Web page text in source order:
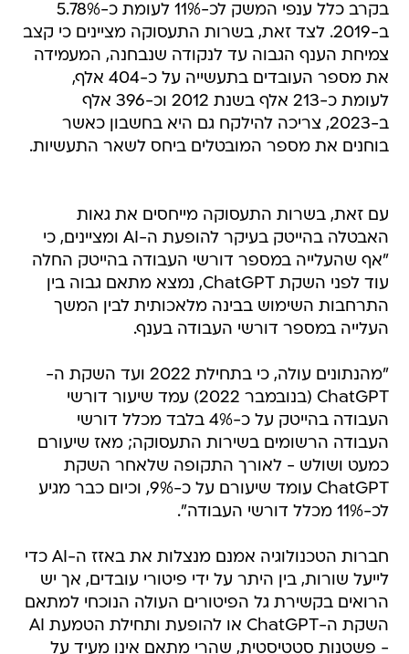
בקרב כלל ענפי המשק לכ-11% לעומת כ-5.78%
ב-2019. לצד זאת, בשרות התעסוקה מציינים כי קצב
צמיחת הענף הגבוה עד לנקודה שנבחנה, המעמידה
את מספר העובדים בתעשייה על כ-404 אלף,
לעומת כ-213 אלף בשנת 2012 וכ-396 אלף
ב-2023, צריכה להילקח גם היא בחשבון כאשר
בוחנים את מספר המובטלים ביחס לשאר התעשיות.
עם זאת, בשרות התעסוקה מייחסים את גאות
האבטלה בהייטק בעיקר להופעת ה-AI ומציינים, כי
"אף שהעלייה במספר דורשי העבודה בהייטק החלה
עוד לפני השקת ChatGPT, נמצא מתאם גבוה בין
התרחבות השימוש בבינה מלאכותית לבין המשך
העלייה במספר דורשי העבודה בענף.
"מהנתונים עולה, כי בתחילת 2022 ועד השקת ה-
ChatGPT (בנובמבר 2022) עמד שיעור דורשי
העבודה בהייטק על כ-4% בלבד מכלל דורשי
העבודה הרשומים בשירות התעסוקה; מאז שיעורם
כמעט ושולש - לאורך התקופה שלאחר השקת
ChatGPT עומד שיעורם על כ-9%, וכיום כבר מגיע
לכ-11% מכלל דורשי העבודה".
חברות הטכנולוגיה אמנם מנצלות את באזז ה-AI כדי
לייעל שורות, בין היתר על ידי פיטורי עובדים, אך יש
הרואים בקשירת גל הפיטורים העולה הנוכחי למתאם
השקת ה-ChatGPT או להופעת ותחילת הטמעת AI
- פשטנות סטטיסטית, שהרי מתאם אינו מעיד על